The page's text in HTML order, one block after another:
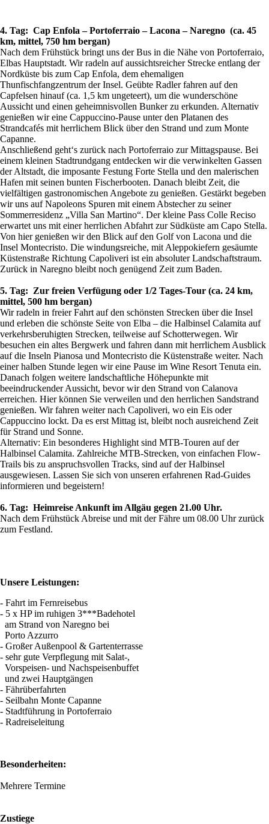
4. Tag: Cap Enfola – Portoferraio – Lacona – Naregno (ca. 45
km, mittel, 750 hm bergan)
Nach dem Frühstück bringt uns der Bus in die Nähe von Portoferraio,
Elbas Hauptstadt. Wir radeln auf aussichtsreicher Strecke entlang der
Nordküste bis zum Cap Enfola, dem ehemaligen
Thunfischfangzentrum der Insel. Geübte Radler fahren auf den
Capfelsen hinauf (ca. 1,5 km ungeteert), um die wunderschöne
Aussicht und einen geheimnisvollen Bunker zu erkunden. Alternativ
genießen wir eine Cappuccino-Pause unter den Platanen des
Strandcafés mit herrlichem Blick über den Strand und zum Monte
Capanne.
Anschließend geht‘s zurück nach Portoferraio zur Mittagspause. Bei
einem kleinen Stadtrundgang entdecken wir die verwinkelten Gassen
der Altstadt, die imposante Festung Forte Stella und den malerischen
Hafen mit seinen bunten Fischerbooten. Danach bleibt Zeit, die
vielfältigen gastronomischen Angebote zu genießen. Gestärkt begeben
wir uns auf Napoleons Spuren mit einem Abstecher zu seiner
Sommerresidenz „Villa San Martino“. Der kleine Pass Colle Reciso
erwartet uns mit einer herrlichen Abfahrt zur Südküste am Capo Stella.
Von hier genießen wir den Blick auf den Golf von Lacona und die
Insel Montecristo. Die windungsreiche, mit Aleppokiefern gesäumte
Küstenstraße Richtung Capoliveri ist ein absoluter Landschaftstraum.
Zurück in Naregno bleibt noch genügend Zeit zum Baden.
5. Tag: Zur freien Verfügung oder 1/2 Tages-Tour (ca. 24 km,
mittel, 500 hm bergan)
Wir radeln in freier Fahrt auf den schönsten Strecken über die Insel
und erleben die schönste Seite von Elba – die Halbinsel Calamita auf
verkehrsberuhigten Strecken, teilweise auf Schotterwegen. Wir
besuchen ein altes Bergwerk und fahren dann mit herrlichem Ausblick
auf die Inseln Pianosa und Montecristo die Küstenstraße weiter. Nach
einer halben Stunde legen wir eine Pause im Wine Resort Tenuta ein.
Danach folgen weitere landschaftliche Höhepunkte mit
beeindruckender Aussicht, bevor wir den Strand von Calanova
erreichen. Hier können Sie verweilen und den herrlichen Sandstrand
genießen. Wir fahren weiter nach Capoliveri, wo ein Eis oder
Cappuccino lockt. Da es erst Mittag ist, bleibt noch ausreichend Zeit
für Strand und Sonne.
Alternativ: Ein besonderes Highlight sind MTB-Touren auf der
Halbinsel Calamita. Zahlreiche MTB-Strecken, von einfachen Flow-
Trails bis zu anspruchsvollen Tracks, sind auf der Halbinsel
ausgewiesen. Lassen Sie sich von unseren erfahrenen Rad-Guides
informieren und begeistern!
6. Tag: Heimreise Ankunft im Allgäu gegen 21.00 Uhr.
Nach dem Frühstück Abreise und mit der Fähre um 08.00 Uhr zurück
zum Festland.
Unsere Leistungen:
- Fahrt im Fernreisebus
- 5 x HP im ruhigen 3***Badehotel
am Strand von Naregno bei
Porto Azzurro
- Großer Außenpool & Gartenterrasse
- sehr gute Verpflegung mit Salat-,
Vorspeisen- und Nachspeisenbuffet
und zwei Hauptgängen
- Fährüberfahrten
- Seilbahn Monte Capanne
- Stadtführung in Portoferraio
- Radreiseleitung
Besonderheiten:
Mehrere Termine
Zustiege